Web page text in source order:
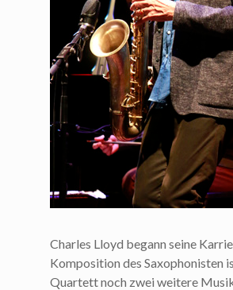
Charles Lloyd begann seine
Komposition des Saxophonisten
Quartett noch zwei weitere